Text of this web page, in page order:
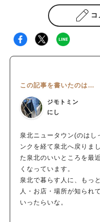
コ
この記事を書いたのは…
ジモトミン
にし
泉北ニュータウン(のはし
ンクを経て泉北へ戻りま
た泉北のいいところを最
くなっています。
泉北で暮らす人に、もっ
人・お店・場所が知られ
いったらいな。